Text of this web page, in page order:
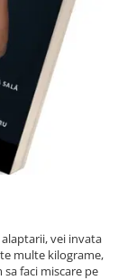
vei invata
multe kilograme,
faci miscare pe